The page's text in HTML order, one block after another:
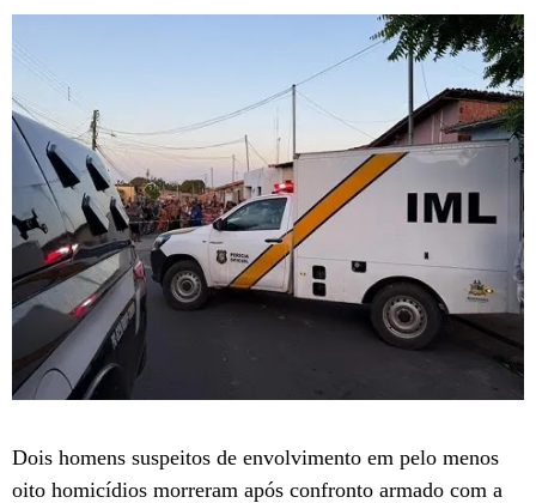
Dois homens suspeitos de envolvimento em pelo menos
oito homicídios morreram após confronto armado com a